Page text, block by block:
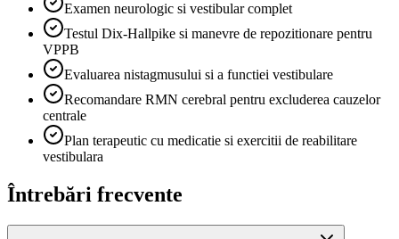
Examen neurologic si vestibular complet
Testul Dix-Hallpike si manevre de repozitionare pentru
VPPB
Evaluarea nistagmusului si a functiei vestibulare
Recomandare RMN cerebral pentru excluderea cauzelor
centrale
Plan terapeutic cu medicatie si exercitii de reabilitare
vestibulara
Întrebări frecvente